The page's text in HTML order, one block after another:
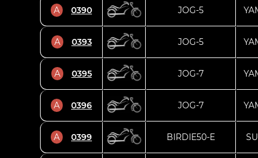
A 0390 JOG-5
A 0393 JOG-5
A 0395 JOG-7
A 0396 JOG-7
A 0399 BIRDIE50-E